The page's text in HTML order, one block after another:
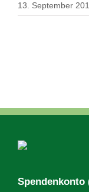
13. September
Spendenkonto